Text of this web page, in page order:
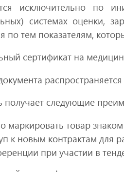
исключительно по
системах оценки,
по тем показателям,
сертификат на
получает следующие
маркировать товар
к новым контрактам для
при участии в